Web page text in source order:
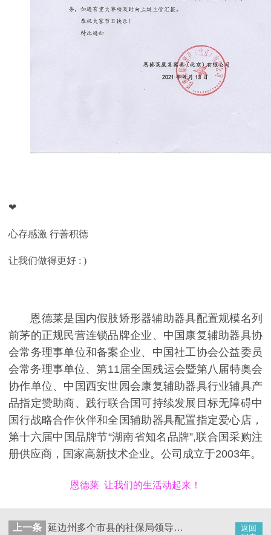
❤
心存感激 行善积德
让我们做得更好 : )
恩德莱是国内假肢矫形器辅助器具配置规模名列
前茅的正规民营连锁品牌企业、中国康复辅助器具协
会常务理事单位和备案企业、中国社工协会公益委员
会常务理事单位、第11届全国残运会暨第八届特奥会
协作单位、中国西安世园会康复辅助器具行业辅具产
品指定赞助商、践行联合国可持续发展目标无障碍中
国行战略合作伙伴和全国辅助器具配置指定爱心店，
第十六届中国品牌节“湖南省知名品牌”,联合国采购注
册供应商，国家高新技术企业。公司成立于2003年。
恩德莱 让我们的生活动起来！
返回
上一条 延边州多个市县的社保局领导来到「吉林省恩德莱爱心店​」调研